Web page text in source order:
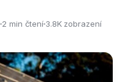
2 min čtení3.8K zobrazení